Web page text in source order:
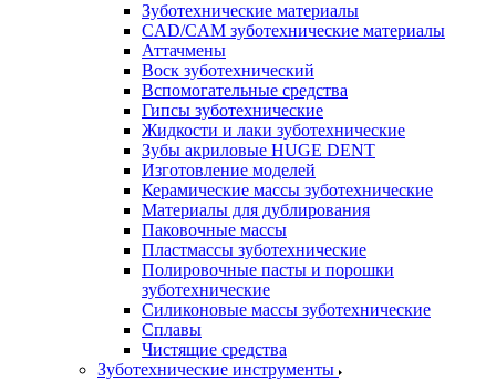
Зуботехнические материалы
CAD/CAM зуботехнические материалы
Аттачмены
Воск зуботехнический
Вспомогательные средства
Гипсы зуботехнические
Жидкости и лаки зуботехнические
Зубы акриловые HUGE DENT
Изготовление моделей
Керамические массы зуботехнические
Материалы для дублирования
Паковочные массы
Пластмассы зуботехнические
Полировочные пасты и порошки
зуботехнические
Силиконовые массы зуботехнические
Сплавы
Чистящие средства
Зуботехнические инструменты